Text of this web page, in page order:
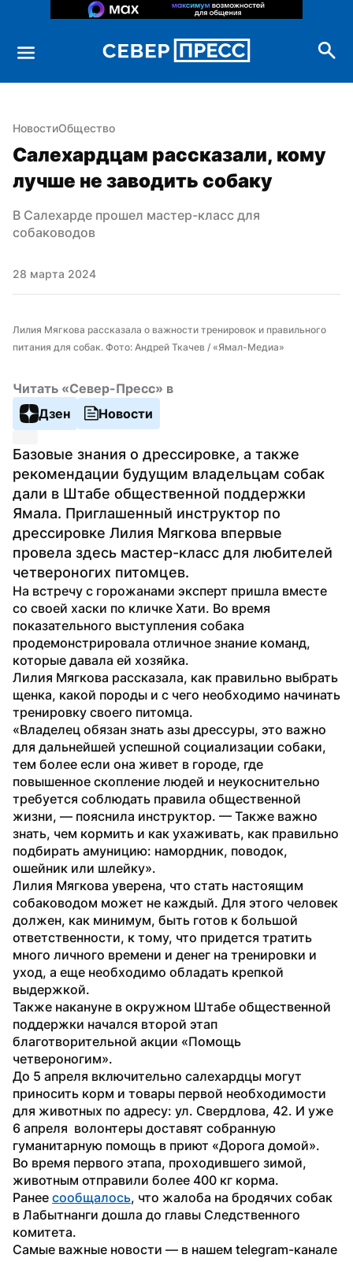
НовостиОбщество
Салехардцам рассказали, кому
лучше не заводить собаку
В Салехарде прошел мастер-класс для
собаководов
28 марта 2024
Лилия Мягкова рассказала о важности тренировок и правильного
питания для собак. Фото: Андрей Ткачев / «Ямал-Медиа»
Читать «Север-Пресс» в
Дзен
Новости
Базовые знания о дрессировке, а также
рекомендации будущим владельцам собак
дали в Штабе общественной поддержки
Ямала. Приглашенный инструктор по
дрессировке Лилия Мягкова впервые
провела здесь мастер-класс для любителей
четвероногих питомцев.
На встречу с горожанами эксперт пришла вместе
со своей хаски по кличке Хати. Во время
показательного выступления собака
продемонстрировала отличное знание команд,
которые давала ей хозяйка.
Лилия Мягкова рассказала, как правильно выбрать
щенка, какой породы и с чего необходимо начинать
тренировку своего питомца.
«Владелец обязан знать азы дрессуры, это важно
для дальнейшей успешной социализации собаки,
тем более если она живет в городе, где
повышенное скопление людей и неукоснительно
требуется соблюдать правила общественной
жизни, — пояснила инструктор. — Также важно
знать, чем кормить и как ухаживать, как правильно
подбирать амуницию: намордник, поводок,
ошейник или шлейку».
Лилия Мягкова уверена, что стать настоящим
собаководом может не каждый. Для этого человек
должен, как минимум, быть готов к большой
ответственности, к тому, что придется тратить
много личного времени и денег на тренировки и
уход, а еще необходимо обладать крепкой
выдержкой.
Также накануне в окружном Штабе общественной
поддержки начался второй этап
благотворительной акции «Помощь
четвероногим».
До 5 апреля включительно салехардцы могут
приносить корм и товары первой необходимости
для животных по адресу: ул. Свердлова, 42. И уже
6 апреля  волонтеры доставят собранную
гуманитарную помощь в приют «Дорога домой».
Во время первого этапа, проходившего зимой,
животным отправили более 400 кг корма.
Ранее сообщалось, что жалоба на бродячих собак
в Лабытнанги дошла до главы Следственного
комитета.